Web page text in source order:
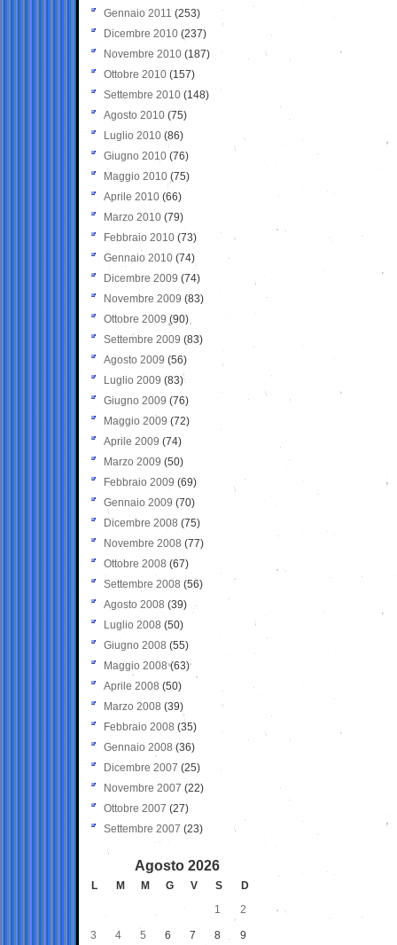
Gennaio 2011 (253)
Dicembre 2010 (237)
Novembre 2010 (187)
Ottobre 2010 (157)
Settembre 2010 (148)
Agosto 2010 (75)
Luglio 2010 (86)
Giugno 2010 (76)
Maggio 2010 (75)
Aprile 2010 (66)
Marzo 2010 (79)
Febbraio 2010 (73)
Gennaio 2010 (74)
Dicembre 2009 (74)
Novembre 2009 (83)
Ottobre 2009 (90)
Settembre 2009 (83)
Agosto 2009 (56)
Luglio 2009 (83)
Giugno 2009 (76)
Maggio 2009 (72)
Aprile 2009 (74)
Marzo 2009 (50)
Febbraio 2009 (69)
Gennaio 2009 (70)
Dicembre 2008 (75)
Novembre 2008 (77)
Ottobre 2008 (67)
Settembre 2008 (56)
Agosto 2008 (39)
Luglio 2008 (50)
Giugno 2008 (55)
Maggio 2008(63)
Aprile 2008 (50)
Marzo 2008 (39)
Febbraio 2008 (35)
Gennaio 2008 (36)
Dicembre 2007 (25)
Novembre 2007 (22)
Ottobre 2007 (27)
Settembre 2007 (23)
Agosto 2026
L M M G V S
D
1
2
3 4 5 6 7 8 9